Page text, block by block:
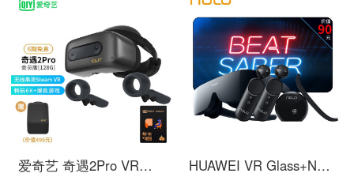
爱奇艺 奇遇2Pro VR体感游戏机 6DOF空间交互 VR一体机 6GB+128GB VR眼镜【会员套装】
HUAWEI VR Glass+NOLO CV1 Air 无线游戏套装 华为vr眼镜 VR一体机 体感游戏 3D影院 VR游戏